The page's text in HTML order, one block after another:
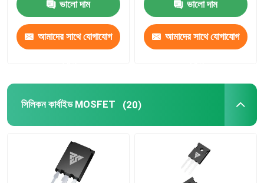
ভালো দাম
আমাদের সাথে যোগাযোগ
ভালো দাম
আমাদের সাথে যোগাযোগ
সিলিকন কার্বাইড MOSFET (20)